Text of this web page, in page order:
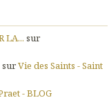
LA... sur
surVie des Saints - Saint
- BLOG